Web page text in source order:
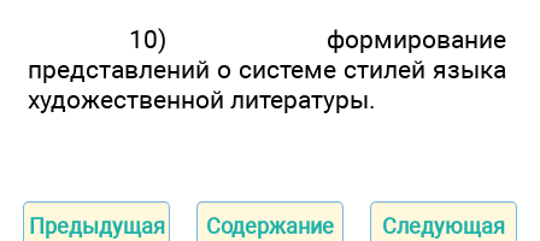
10) формирование
представлений о системе стилей языка
художественной литературы.
Предыдущая Содержание Следующая